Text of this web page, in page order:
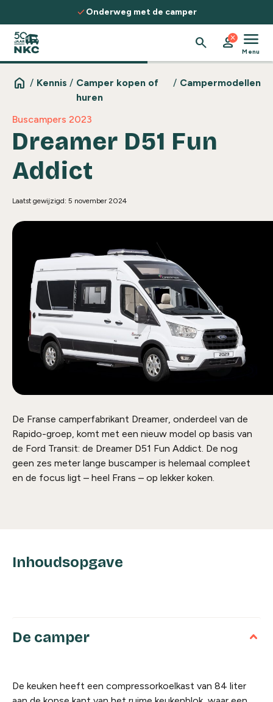
Spring naar de inhoud
Onderweg met de camper
search person
close menu
Menu
home / Kennis / Camper kopen of
huren
/ Campermodellen
Buscampers 2023
Dreamer D51 Fun
Addict
Laatst gewijzigd: 5 november 2024
De Franse camperfabrikant Dreamer, onderdeel van de
Rapido-groep, komt met een nieuw model op basis van
de Ford Transit: de Dreamer D51 Fun Addict. De nog
geen zes meter lange buscamper is helemaal compleet
en de focus ligt – heel Frans – op lekker koken.
Inhoudsopgave
De camper
De keuken heeft een compressorkoelkast van 84 liter